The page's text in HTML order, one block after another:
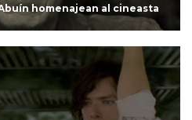
homenajean al cineasta